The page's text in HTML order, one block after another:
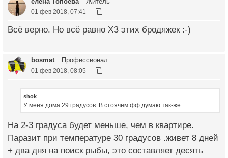
01 фев 2018, 07:41
Всё верно. Но всё равно ХЗ этих бродяжек :-)
bosmat Профессионал
01 фев 2018, 08:05
shok
У меня дома 29 градусов. В стоячем фф думаю так-же.
На 2-3 градуса будет меньше, чем в квартире.
Паразит при температуре 30 градусов .живет 8 дней
+ два дня на поиск рыбы, это составляет десять